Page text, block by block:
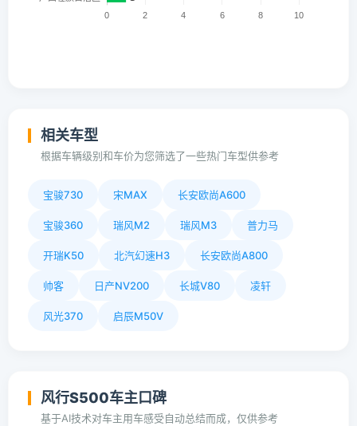
相关车型
根据车辆级别和车价为您筛选了一些热门车型供参考
宝骏730 宋MAX 长安欧尚A600
宝骏360 瑞风M2 瑞风M3 普力马
开瑞K50 北汽幻速H3 长安欧尚A800
帅客 日产NV200 长城V80 凌轩
风光370 启辰M50V
风行S500车主口碑
基于AI技术对车主用车感受自动总结而成，仅供参考